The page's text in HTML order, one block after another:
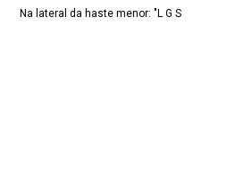
Na lateral da haste menor: "L G S